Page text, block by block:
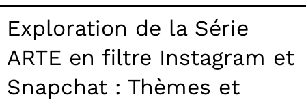
Exploration de la Série
ARTE en filtre Instagram et
Snapchat : Thèmes et